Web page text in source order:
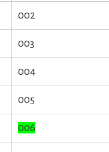
002
003
004
005
006